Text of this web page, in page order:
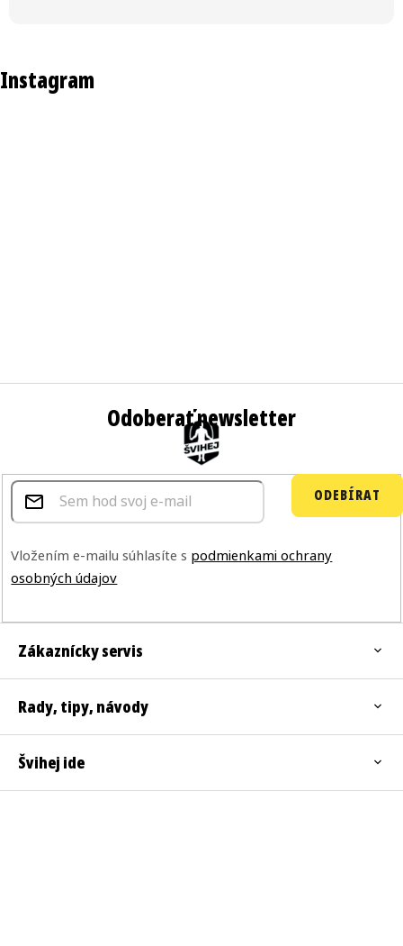
Instagram
Odoberať newsletter
Vložením e-mailu súhlasíte s podmienkami ochrany
osobných údajov
ODEBÍRAT
Zákaznícky servis
Rady, tipy, návody
Švihej ide